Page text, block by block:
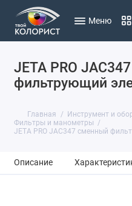
Меню
JETA PRO
фильтрующий
Главная Инструмент и
Фильтры и манометры
JETA PRO JAC347 сменный
Описание